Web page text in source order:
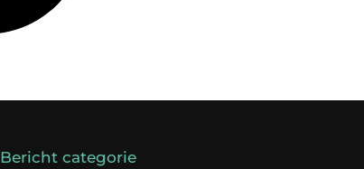
Bericht categorie